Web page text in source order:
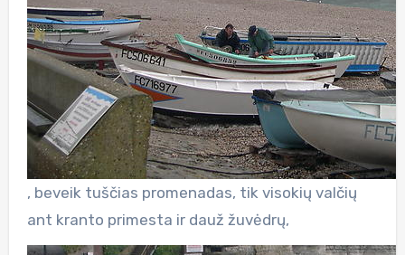
, beveik tuščias promenadas, tik visokių valčių
ant kranto primesta ir dauž žuvėdrų,